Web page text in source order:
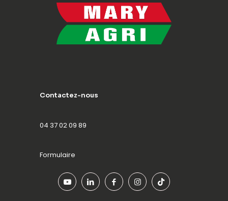
Contactez-nous
04 37 02 09 89
Formulaire